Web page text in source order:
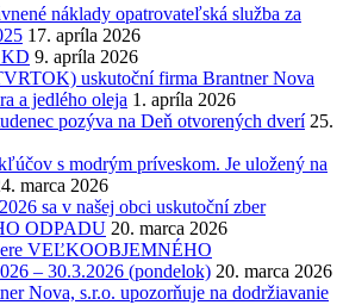
náklady opatrovateľská služba za
17. apríla 2026
KD 9. apríla 2026
uskutoční firma Brantner Nova
a jedlého oleja 1. apríla 2026
pozýva na Deň otvorených dverí 25.
s modrým príveskom. Je uložený na
marca 2026
sa v našej obci uskutoční zber
ODPADU 20. marca 2026
VEĽKOOBJEMNÉHO
– 30.3.2026 (pondelok) 20. marca 2026
Nova, s.r.o. upozorňuje na dodržiavanie